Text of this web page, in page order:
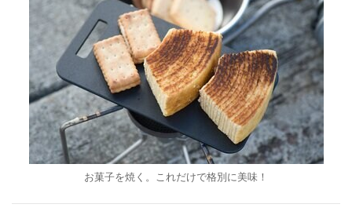
お菓子を焼く。これだけで格別に美味！